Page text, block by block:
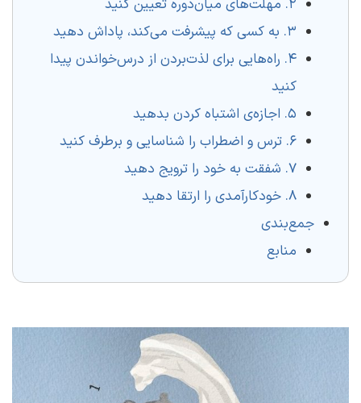
۲. مهلت‌های میان‌دوره تعیین کنید
۳. به کسی که پیشرفت می‌کند، پاداش دهید
۴. راه‌هایی برای لذت‌بردن از درس‌خواندن پیدا
کنید
۵. اجازه‌ی اشتباه کردن بدهید
۶. ترس و اضطراب را شناسایی و برطرف کنید
۷. شفقت به خود را ترویج دهید
۸. خودکارآمدی را ارتقا دهید
جمع‌بندی
منابع